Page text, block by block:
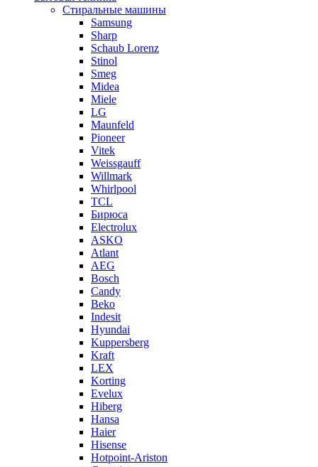
Стиральные машины
Samsung
Sharp
Schaub Lorenz
Stinol
Smeg
Midea
Miele
LG
Maunfeld
Pioneer
Vitek
Weissgauff
Willmark
Whirlpool
TCL
Бирюса
Electrolux
ASKO
Atlant
AEG
Bosch
Candy
Beko
Indesit
Hyundai
Kuppersberg
Kraft
LEX
Korting
Evelux
Hiberg
Hansa
Haier
Hisense
Hotpoint-Ariston